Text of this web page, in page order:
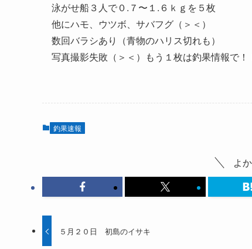
泳がせ船３人で０.７〜１.６ｋｇを５枚
他にハモ、ウツボ、サバフグ（＞＜）
数回バラシあり（青物のハリス切れも）
写真撮影失敗（＞＜）もう１枚は釣果情報で！
釣果速報
よ
５月２０日 初島のイサキ